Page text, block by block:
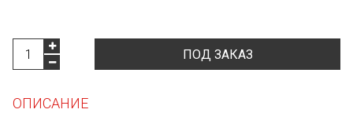
ПОД ЗАКАЗ
ОПИСАНИЕ